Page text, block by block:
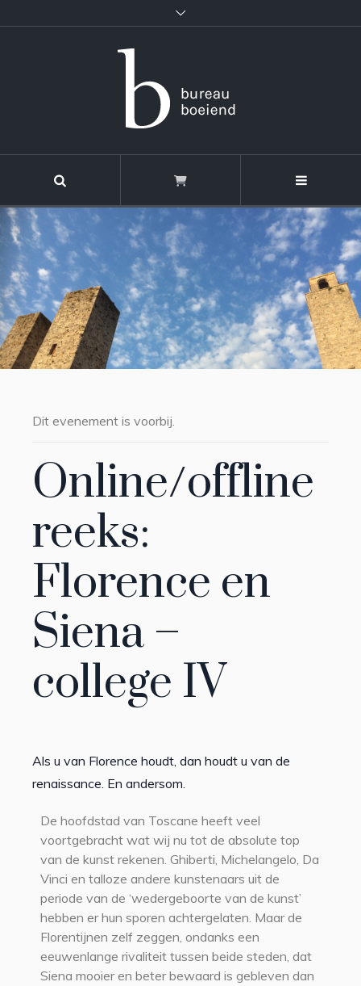
Dit evenement is voorbij.
Online/offline
reeks:
Florence en
Siena –
college IV
Als u van Florence houdt, dan houdt u van de
renaissance. En andersom.
De hoofdstad van Toscane heeft veel
voortgebracht wat wij nu tot de absolute top
van de kunst rekenen. Ghiberti, Michelangelo, Da
Vinci en talloze andere kunstenaars uit de
periode van de ‘wedergeboorte van de kunst’
hebben er hun sporen achtergelaten. Maar de
Florentijnen zelf zeggen, ondanks een
eeuwenlange rivaliteit tussen beide steden, dat
Siena mooier en beter bewaard is gebleven dan